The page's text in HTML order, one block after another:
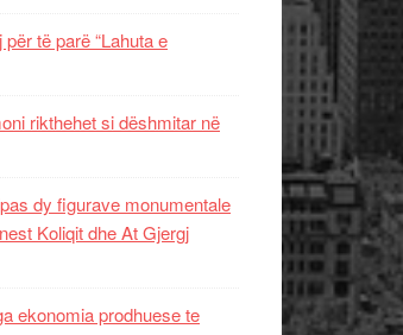
të parë “Lahuta e
rikthehet si dëshmitar në
dy figurave monumentale
Koliqit dhe At Gjergj
ekonomia prodhuese te